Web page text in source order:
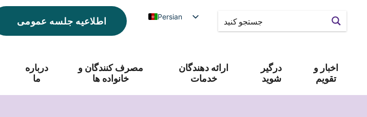
اطلاعیه جلسه عمومی Persian
درباره
ما
مصرف کنندگان و
خانواده ها
ارائه دهندگان
خدمات
درگیر
شوید
اخبار و
تقویم